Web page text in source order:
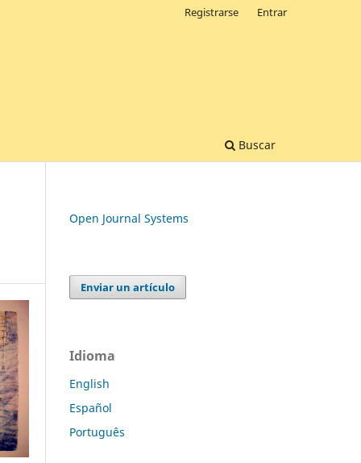
Buscar
Registrarse Entrar
Open Journal Systems
Enviar un artículo
Idioma
English
Español
Português